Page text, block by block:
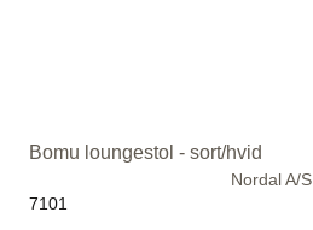
Bomu loungestol - sort/hvid
Nordal A/S
7101